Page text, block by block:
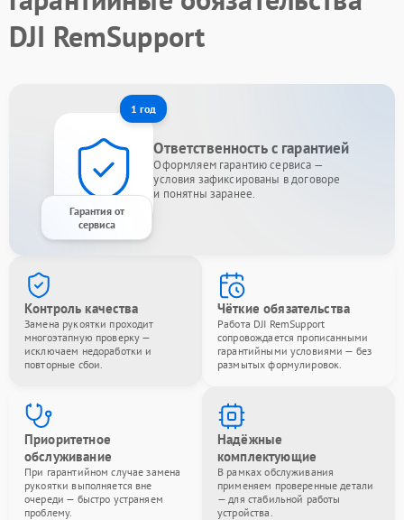
DJI RemSupport
1 год
Гарантия от
сервиса
Ответственность с гарантией
Оформляем гарантию сервиса —
условия зафиксированы в договоре
и понятны заранее.
Контроль качества
Замена рукоятки проходит
многоэтапную проверку —
исключаем недоработки и
повторные сбои.
Чёткие обязательства
Работа DJI RemSupport
сопровождается прописанными
гарантийными условиями — без
размытых формулировок.
Приоритетное
обслуживание
При гарантийном случае замена
рукоятки выполняется вне
очереди — быстро устраняем
проблему.
Надёжные
комплектующие
В рамках обслуживания
применяем проверенные детали
— для стабильной работы
устройства.